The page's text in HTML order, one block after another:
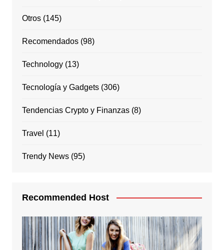
Otros(145)
Recomendados(98)
Technology(13)
Tecnología y Gadgets(306)
Tendencias Crypto y Finanzas(8)
Travel (11)
Trendy News(95)
Recommended Host